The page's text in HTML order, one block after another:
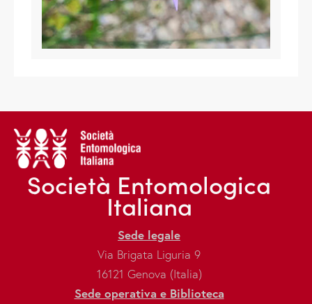
Società Entomologica
Italiana
Sede legale
Via Brigata Liguria 9
16121 Genova (Italia)
Sede operativa e Biblioteca